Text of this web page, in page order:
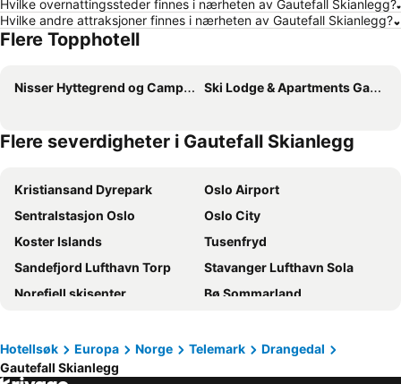
Hvilke overnattingssteder finnes i nærheten av Gautefall Skianlegg?
Hvilke andre attraksjoner finnes i nærheten av Gautefall Skianlegg?
Flere Topphotell
Nisser Hyttegrend og Camping Ski Lodge & Apartments Gautefall
Flere severdigheter i Gautefall Skianlegg
Kristiansand Dyrepark
Oslo Airport
Sentralstasjon Oslo
Oslo City
Koster Islands
Tusenfryd
Sandefjord Lufthavn Torp
Stavanger Lufthavn Sola
Norefjell skisenter
Bø Sommarland
Holmenkollen
Vøringsfossen
Gardermoen
Hotellsøk Europa Norge Telemark
Drangedal
Gautefall Skianlegg